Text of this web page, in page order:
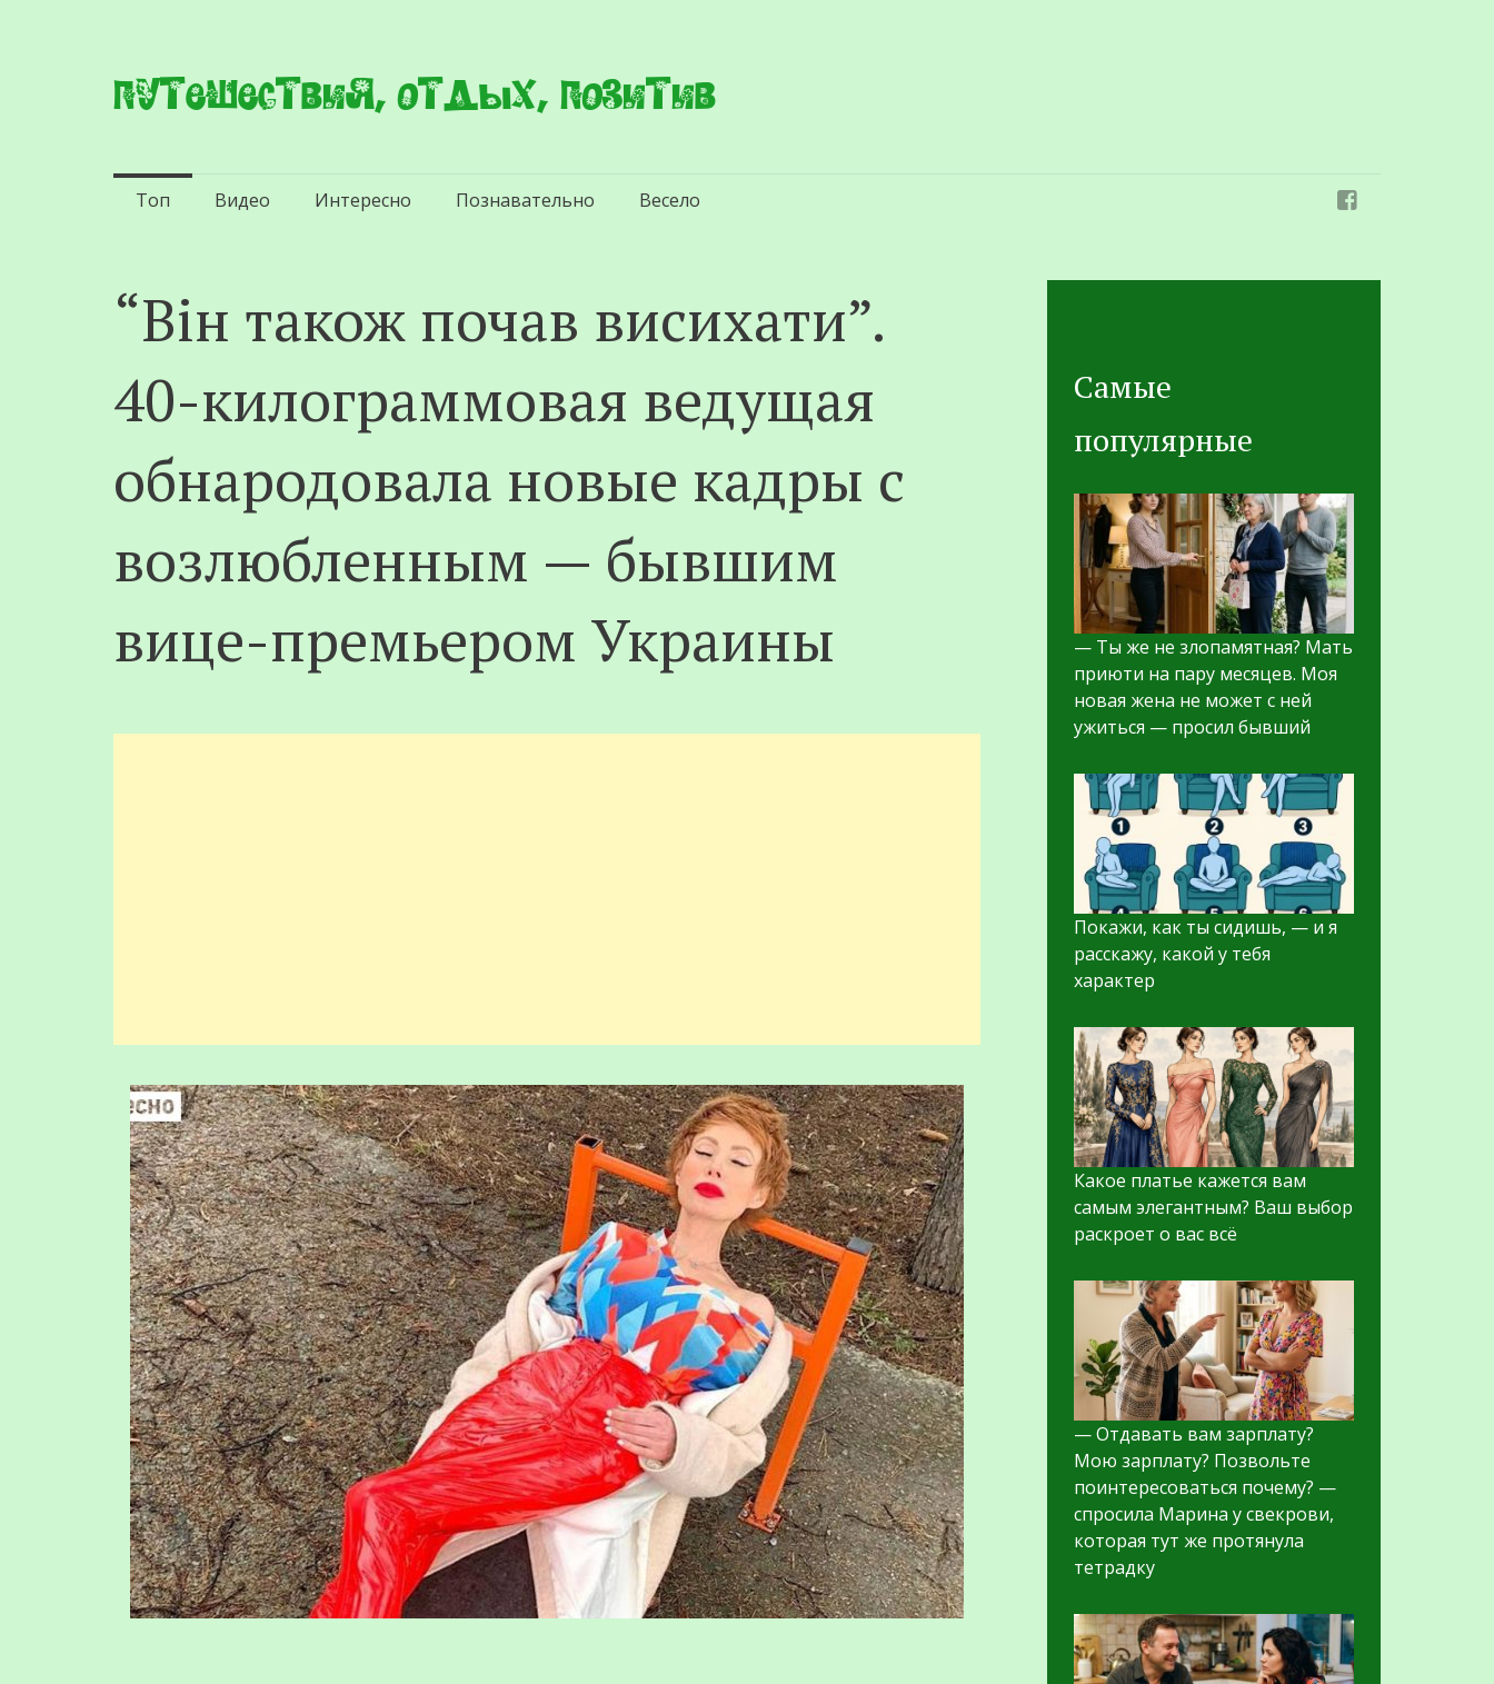
Путешествия, отдых, позитив
Перейти
содержимому
Топ Видео Интересно Познавательно Весело
“Він також почав висихати”.
40-килограммовая ведущая
обнародовала новые кадры с
возлюбленным — бывшим
вице-премьером Украины
Самые
популярные
— Ты же не злопамятная? Мать
приюти на пару месяцев. Моя
новая жена не может с ней
ужиться — просил бывший
Покажи, как ты сидишь, — и я
расскажу, какой у тебя
характер
Какое платье кажется вам
самым элегантным? Ваш выбор
раскроет о вас всё
— Отдавать вам зарплату?
Мою зарплату? Позвольте
поинтересоваться почему? —
спросила Марина у свекрови,
которая тут же протянула
тетрадку